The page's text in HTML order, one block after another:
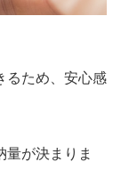
るため、安心感
量が決まりま